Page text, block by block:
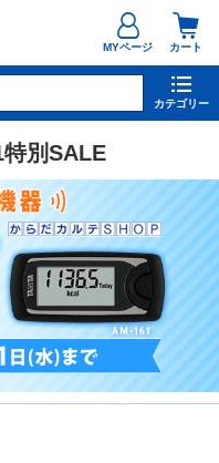
カート
MYページ
カテゴリー
別SALE